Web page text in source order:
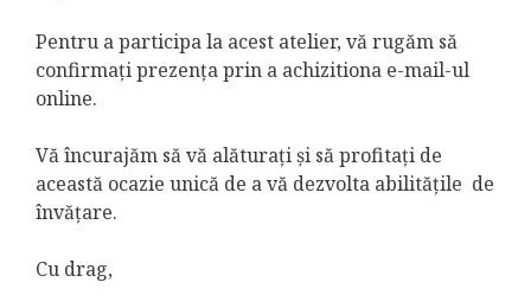
Pentru a participa la acest atelier, vă rugăm să
confirmați prezența prin a achizitiona e-mail-ul
online.
Vă încurajăm să vă alăturați și să profitați de
această ocazie unică de a vă dezvolta abilitățile de
învățare.
Cu drag,